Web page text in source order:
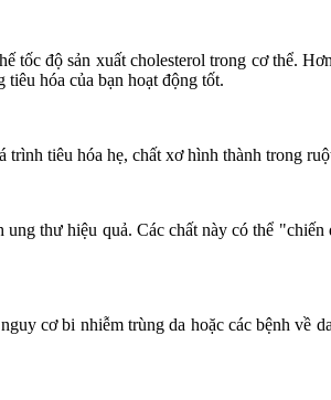
độ sản xuất cholesterol trong cơ thể.
hóa của bạn hoạt động tốt.
tiêu hóa hẹ, chất xơ hình thành trong
thư hiệu quả. Các chất này có thể
cơ bi nhiễm trùng da hoặc các bệnh về